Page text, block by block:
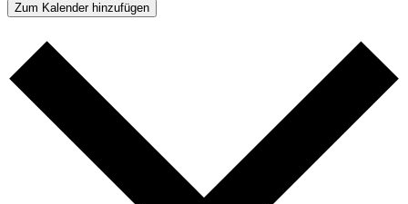
Zum Kalender hinzufügen